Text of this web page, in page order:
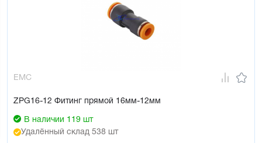
EMC
ZPG16-12 Фитинг прямой 16мм-12мм
В наличии 119 шт
Удалённый склад 538 шт